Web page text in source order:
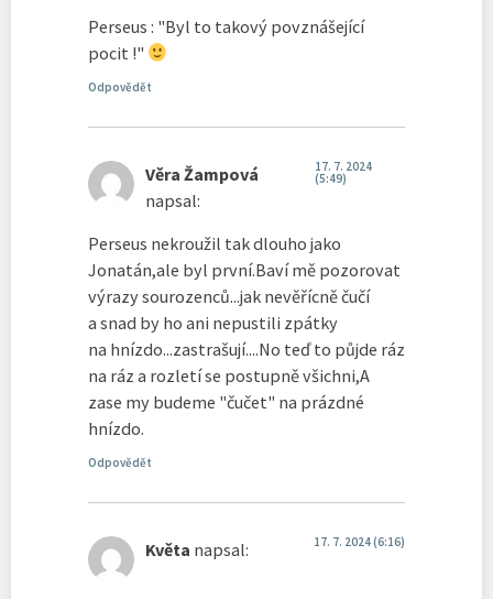
Perseus : "Byl to takový povznášející
pocit !"
Odpovědět
Věra Žampová
napsal:
17. 7. 2024
(5:49)
Perseus nekroužil tak dlouho jako
Jonatán,ale byl první.Baví mě pozorovat
výrazy sourozenců...jak nevěřícně čučí
a snad by ho ani nepustili zpátky
na hnízdo...zastrašují....No teď to půjde ráz
na ráz a rozletí se postupně všichni,A
zase my budeme "čučet" na prázdné
hnízdo.
Odpovědět
Květa napsal: 17. 7. 2024 (6:16)